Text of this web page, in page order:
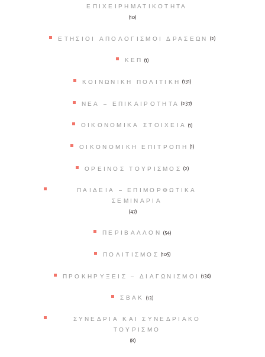
ΕΠΙΧΕΙΡΗΜΑΤΙΚΌΤΗΤΑ
(10)
ΕΤΉΣΙΟΙ ΑΠΟΛΟΓΙΣΜΟΊ ΔΡΆΣΕΩΝ (2)
ΚΕΠ (1)
ΚΟΙΝΩΝΙΚΉ ΠΟΛΙΤΙΚΉ (131)
ΝΈΑ – ΕΠΙΚΑΙΡΌΤΗΤΑ (237)
ΟΙΚΟΝΟΜΙΚΆ ΣΤΟΙΧΕΊΑ (1)
ΟΙΚΟΝΟΜΙΚΉ ΕΠΙΤΡΟΠΉ (1)
ΟΡΕΙΝΌΣ ΤΟΥΡΙΣΜΌΣ (2)
ΠΑΙΔΕΊΑ – ΕΠΙΜΟΡΦΩΤΙΚΆ
ΣΕΜΙΝΆΡΙΑ
(47)
ΠΕΡΙΒΆΛΛΟΝ (54)
ΠΟΛΙΤΙΣΜΌΣ (105)
ΠΡΟΚΗΡΎΞΕΙΣ – ΔΙΑΓΩΝΙΣΜΟΊ (136)
ΣΒΑΚ (13)
ΣΥΝΈΔΡΙΑ ΚΑΙ ΣΥΝΕΔΡΙΑΚΌ
ΤΟΥΡΙΣΜΌ
(8)